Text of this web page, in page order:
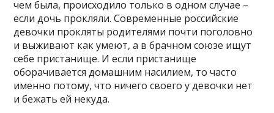
чем была, происходило только в одном случае –
если дочь прокляли. Современные российские
девочки прокляты родителями почти поголовно
и выживают как умеют, а в брачном союзе ищут
себе пристанище. И если пристанище
оборачивается домашним насилием, то часто
именно потому, что ничего своего у девочки нет
и бежать ей некуда.